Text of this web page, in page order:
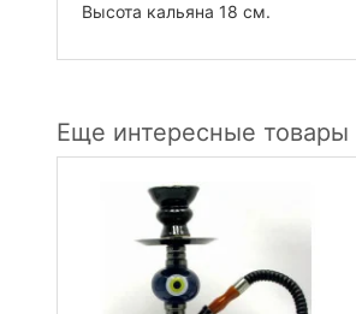
Высота кальяна 18 см.
Еще интересные товары